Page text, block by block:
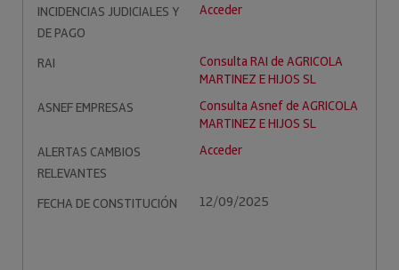
INCIDENCIAS JUDICIALES Y
DE PAGO
Acceder
RAI
Consulta RAI de AGRICOLA
MARTINEZ E HIJOS SL
ASNEF EMPRESAS
Consulta Asnef de AGRICOLA
MARTINEZ E HIJOS SL
ALERTAS CAMBIOS
RELEVANTES
Acceder
FECHA DE CONSTITUCIÓN 12/09/2025